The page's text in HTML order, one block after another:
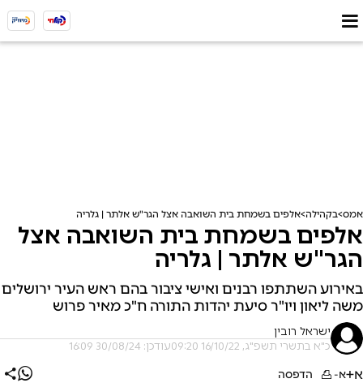
אמס בקהילה אלפים בשמחת בית השואבה אצל הגר"ש אלתר | גלריה
אלפים בשמחת בית השואבה אצל
הגר"ש אלתר | גלריה
באירוע השתתפו רבנים ואישי ציבור בהם ראש העיר ירושלים
משה ליאון ויו"ר סיעת יהדות התורה ח"כ מאיר פרוש
ישראל רובין
כ"א בתשרי תשפ"ג, 16/10/22 09:20 עודכן: 30/08/24 16:09
א+א- הדפסה